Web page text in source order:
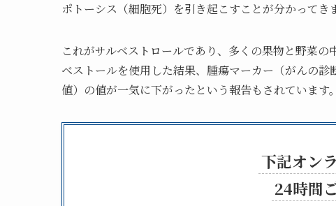
ポトーシス（細胞死）を引き起こすことが分かってき
これがサルベストロールであり、多くの果物と野菜
ベストールを使用した結果、腫瘍マーカー（がんの
値）の値が一気に下がったという報告もされています。
下記オン
24時間